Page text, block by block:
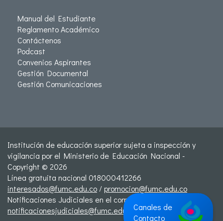
Manual del Estudiante
Reglamento Académico
Contáctenos
Podcast
Convenios Aspirantes
Gestión Documental
Gestión Comunicaciones
Institución de educación superior sujeta a inspección y
vigilancia por el Ministerio de Educación Nacional -
Copyright © 2026
Línea gratuita nacional 018000412266
interesados@fumc.edu.co /promocion@fumc.edu.co
Notificaciones Judiciales en el correo:
notificacionesjudiciales@fumc.edu.coCanales de
Contacto